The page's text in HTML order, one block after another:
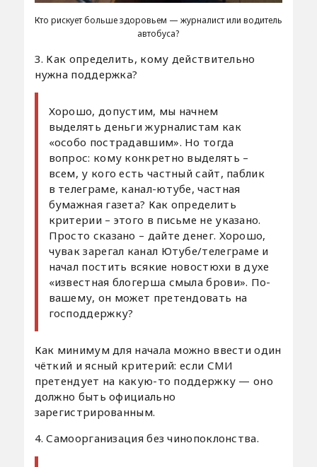
Кто рискует больше здоровьем — журналист или водитель
автобуса?
3. Как определить, кому действительно
нужна поддержка?
Хорошо, допустим, мы начнем
выделять деньги журналистам как
«особо пострадавшим». Но тогда
вопрос: кому конкретно выделять –
всем, у кого есть частный сайт, паблик
в телеграме, канал-ютубе, частная
бумажная газета? Как определить
критерии – этого в письме не указано.
Просто сказано – дайте денег. Хорошо,
чувак зарегал канал Ютубе/телеграме и
начал постить всякие новостюхи в духе
«известная блогерша смыла брови». По-
вашему, он может претендовать на
господдержку?
Как минимум для начала можно ввести один
чёткий и ясный критерий: если СМИ
претендует на какую-то поддержку — оно
должно быть официально
зарегистрированным.
4. Самоорганизация без чинопоклонства.